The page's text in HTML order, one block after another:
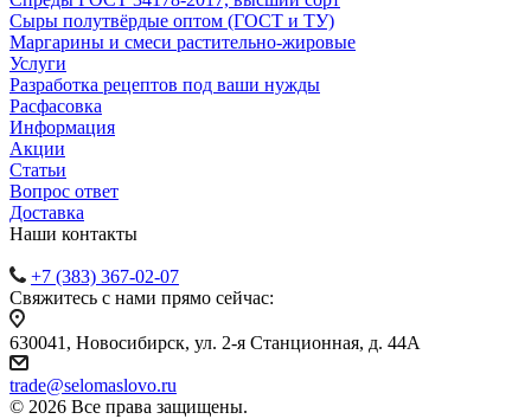
Сыры полутвёрдые оптом (ГОСТ и ТУ)
Маргарины и смеси растительно-жировые
Услуги
Разработка рецептов под ваши нужды
Расфасовка
Информация
Акции
Статьи
Вопрос ответ
Доставка
Наши контакты
+7 (383) 367-02-07
Свяжитесь с нами прямо сейчас:
630041, Новосибирск, ул. 2-я Станционная, д. 44А
trade@selomaslovo.ru
© 2026 Все права защищены.